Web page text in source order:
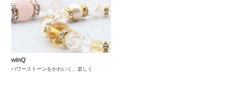
winQ
パワーストーンをかわいく、楽しく